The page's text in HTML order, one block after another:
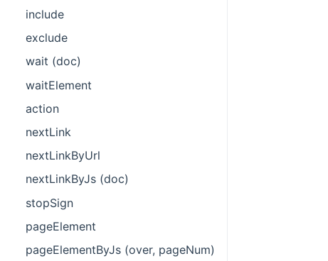
include
exclude
wait (doc)
waitElement
action
nextLink
nextLinkByUrl
nextLinkByJs (doc)
stopSign
pageElement
pageElementByJs (over, pageNum)